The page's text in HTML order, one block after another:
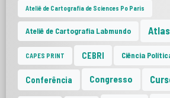
Ateliê de Cartografia de Sciences Po Paris
Ateliê de Cartografia Labmundo Atlas
CAPES PRINT CEBRI Ciência
Conferência Congresso